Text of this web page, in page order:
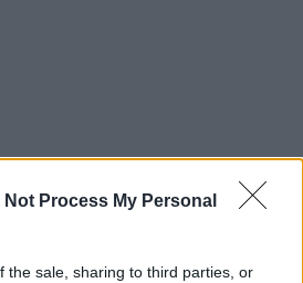
Not Process My Personal
the sale, sharing to third parties, or